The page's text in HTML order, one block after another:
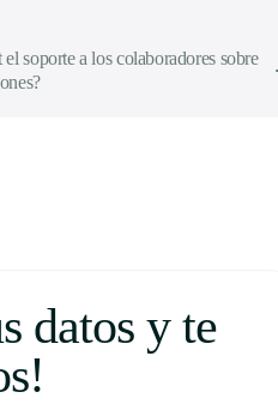
soporte a los colaboradores sobre
datos y te